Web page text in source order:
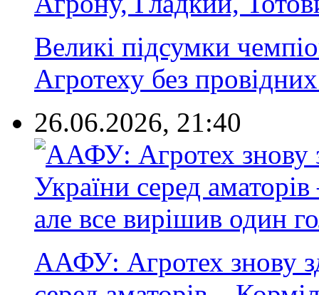
Великі підсумки
Агротеху без
26.06.2026, 21:40
ААФУ: Агротех знову